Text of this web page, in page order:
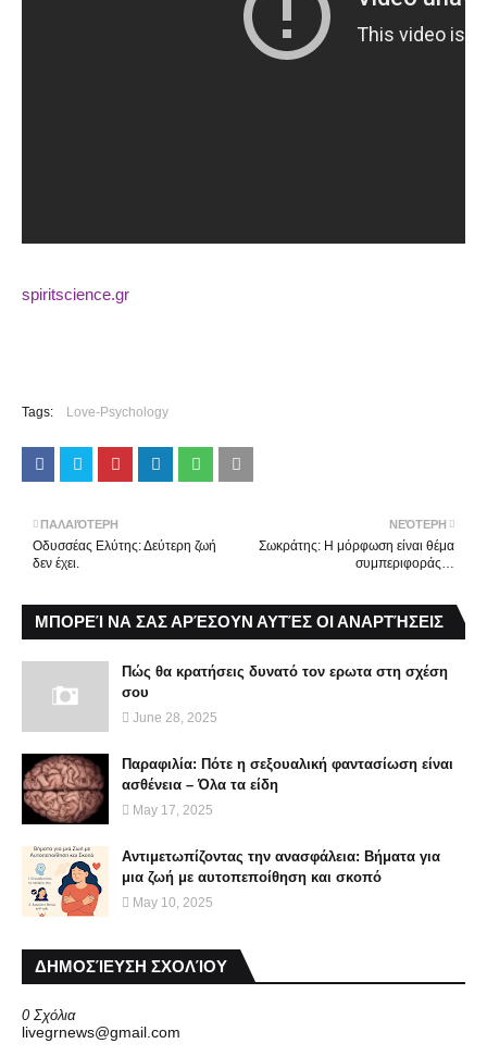
spiritscience.gr
Tags: Love-Psychology
ΝΕΌΤΕΡΗ
Σωκράτης: Η μόρφωση είναι θέμα
συμπεριφοράς…
ΠΑΛΑΙΌΤΕΡΗ
Οδυσσέας Ελύτης: Δεύτερη ζωή
δεν έχει.
ΜΠΟΡΕΊ ΝΑ ΣΑΣ ΑΡΈΣΟΥΝ ΑΥΤΈΣ ΟΙ ΑΝΑΡΤΉΣΕΙΣ
Πώς θα κρατήσεις δυνατό τον ερωτα στη σχέση
σου
June 28, 2025
Παραφιλία: Πότε η σεξουαλική φαντασίωση είναι
ασθένεια – Όλα τα είδη
May 17, 2025
Αντιμετωπίζοντας την ανασφάλεια: Βήματα για
μια ζωή με αυτοπεποίθηση και σκοπό
May 10, 2025
ΔΗΜΟΣΊΕΥΣΗ ΣΧΟΛΊΟΥ
0 Σχόλια
livegrnews@gmail.com